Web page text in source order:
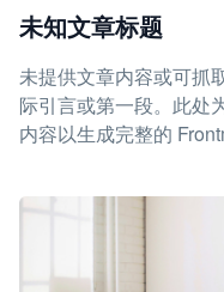
未知文章标题
未提供文章内容或可抓
际引言或第一段。此处
内容以生成完整的